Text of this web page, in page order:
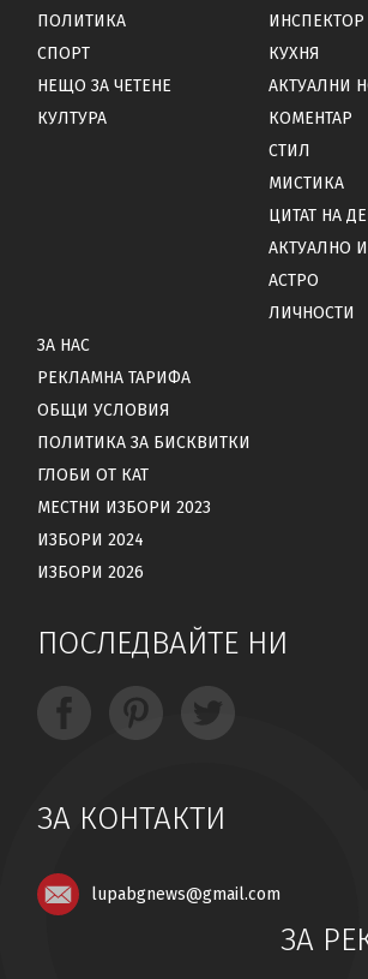
ПОЛИТИКА
СПОРТ
НЕЩО ЗА ЧЕТЕНЕ
КУЛТУРА
ИНСПЕКТОР
КУХНЯ
АКТУАЛНИ
КОМЕНТАР
СТИЛ
МИСТИКА
ЦИТАТ НА
АКТУАЛНО
АСТРО
ЛИЧНОСТИ
ЗА НАС
РЕКЛАМНА ТАРИФА
ОБЩИ УСЛОВИЯ
ПОЛИТИКА ЗА БИСКВИТКИ
ГЛОБИ ОТ КАТ
МЕСТНИ ИЗБОРИ 2023
ИЗБОРИ 2024
ИЗБОРИ 2026
ПОСЛЕДВАЙТЕ НИ
ЗА КОНТАКТИ
lupabgnews@gmail.com
ЗА